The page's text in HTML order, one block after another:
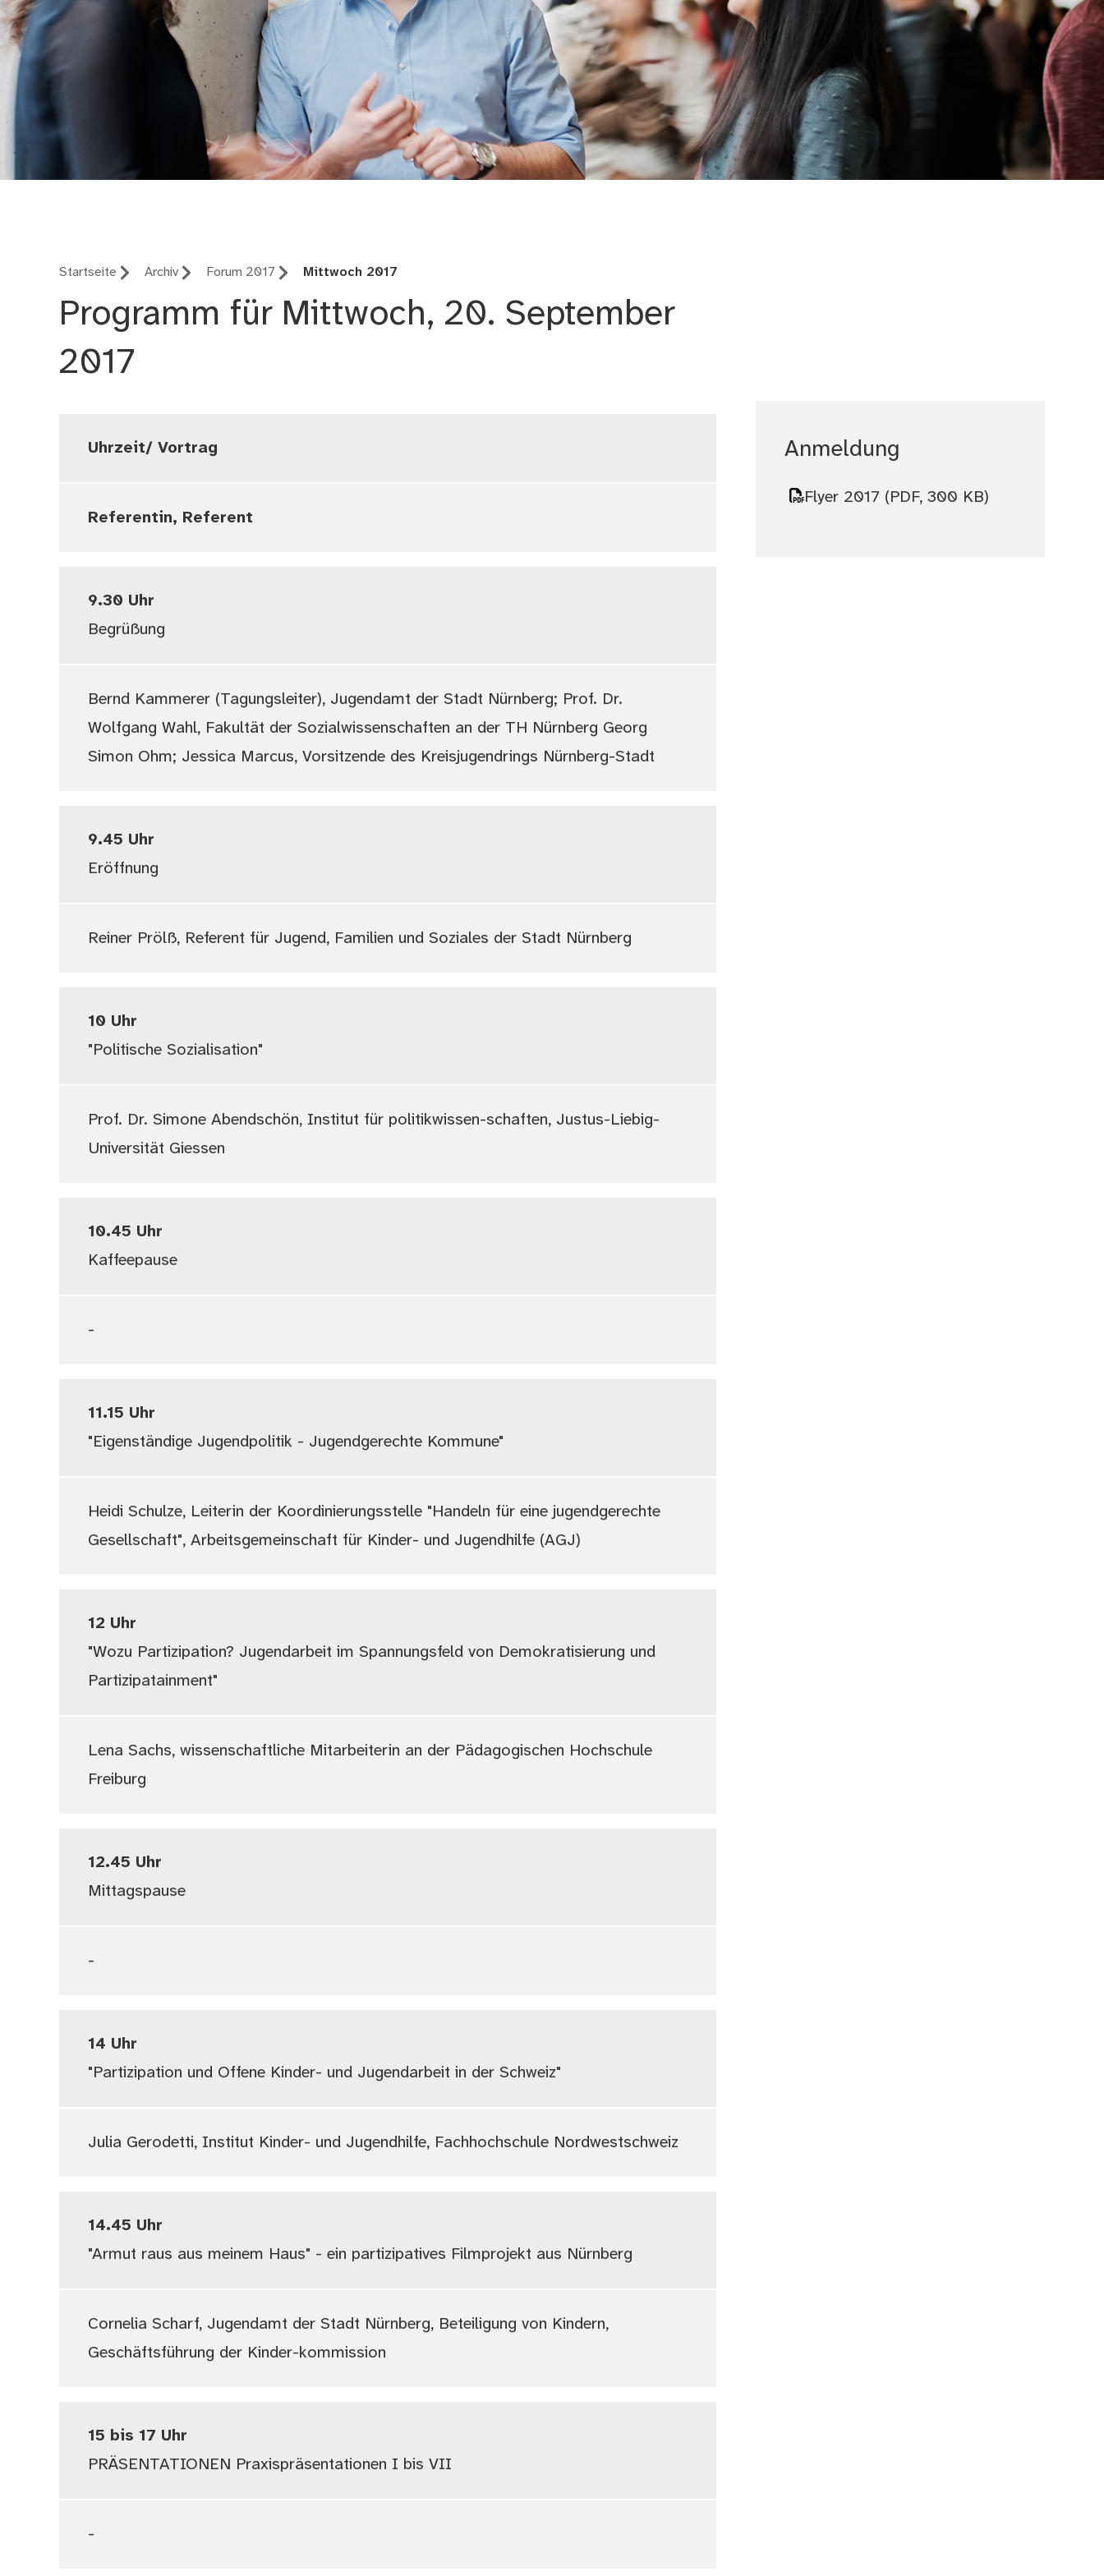
Startseite Archiv Forum 2017 Mittwoch 2017
Programm für Mittwoch, 20. September
2017
Uhrzeit/ Vortrag
Referentin, Referent
9.30 Uhr
Begrüßung
Bernd Kammerer (Tagungsleiter), Jugendamt der Stadt Nürnberg; Prof. Dr.
Wolfgang Wahl, Fakultät der Sozialwissenschaften an der TH Nürnberg Georg
Simon Ohm; Jessica Marcus, Vorsitzende des Kreisjugendrings Nürnberg-Stadt
9.45 Uhr
Eröffnung
Reiner Prölß, Referent für Jugend, Familien und Soziales der Stadt Nürnberg
10 Uhr
"Politische Sozialisation"
Prof. Dr. Simone Abendschön, Institut für politikwissen-schaften, Justus-Liebig-
Universität Giessen
10.45 Uhr
Kaffeepause
-
11.15 Uhr
"Eigenständige Jugendpolitik - Jugendgerechte Kommune"
Heidi Schulze, Leiterin der Koordinierungsstelle "Handeln für eine jugendgerechte
Gesellschaft", Arbeitsgemeinschaft für Kinder- und Jugendhilfe (AGJ)
12 Uhr
"Wozu Partizipation? Jugendarbeit im Spannungsfeld von Demokratisierung und
Partizipatainment"
Lena Sachs, wissenschaftliche Mitarbeiterin an der Pädagogischen Hochschule
Freiburg
12.45 Uhr
Mittagspause
-
14 Uhr
"Partizipation und Offene Kinder- und Jugendarbeit in der Schweiz"
Julia Gerodetti, Institut Kinder- und Jugendhilfe, Fachhochschule Nordwestschweiz
14.45 Uhr
"Armut raus aus meinem Haus" - ein partizipatives Filmprojekt aus Nürnberg
Cornelia Scharf, Jugendamt der Stadt Nürnberg, Beteiligung von Kindern,
Geschäftsführung der Kinder-kommission
15 bis 17 Uhr
PRÄSENTATIONEN Praxispräsentationen I bis VII
-
Anmeldung
Flyer 2017 (PDF, 300 KB)